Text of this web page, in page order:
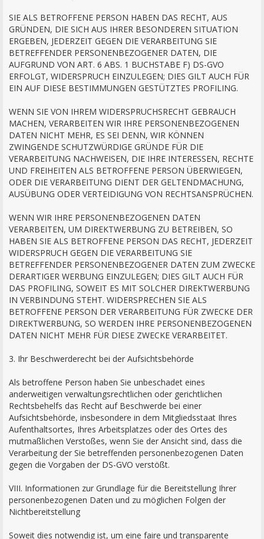
SIE ALS BETROFFENE PERSON HABEN DAS RECHT, AUS
GRÜNDEN, DIE SICH AUS IHRER BESONDEREN SITUATION
ERGEBEN, JEDERZEIT GEGEN DIE VERARBEITUNG SIE
BETREFFENDER PERSONENBEZOGENER DATEN, DIE
AUFGRUND VON ART. 6 ABS. 1 BUCHSTABE F) DS-GVO
ERFOLGT, WIDERSPRUCH EINZULEGEN; DIES GILT AUCH FÜR
EIN AUF DIESE BESTIMMUNGEN GESTÜTZTES PROFILING.
WENN SIE VON IHREM WIDERSPRUCHSRECHT GEBRAUCH
MACHEN, VERARBEITEN WIR IHRE PERSONENBEZOGENEN
DATEN NICHT MEHR, ES SEI DENN, WIR KÖNNEN
ZWINGENDE SCHUTZWÜRDIGE GRÜNDE FÜR DIE
VERARBEITUNG NACHWEISEN, DIE IHRE INTERESSEN, RECHTE
UND FREIHEITEN ALS BETROFFENE PERSON ÜBERWIEGEN,
ODER DIE VERARBEITUNG DIENT DER GELTENDMACHUNG,
AUSÜBUNG ODER VERTEIDIGUNG VON RECHTSANSPRÜCHEN.
WENN WIR IHRE PERSONENBEZOGENEN DATEN
VERARBEITEN, UM DIREKTWERBUNG ZU BETREIBEN, SO
HABEN SIE ALS BETROFFENE PERSON DAS RECHT, JEDERZEIT
WIDERSPRUCH GEGEN DIE VERARBEITUNG SIE
BETREFFENDER PERSONENBEZOGENER DATEN ZUM ZWECKE
DERARTIGER WERBUNG EINZULEGEN; DIES GILT AUCH FÜR
DAS PROFILING, SOWEIT ES MIT SOLCHER DIREKTWERBUNG
IN VERBINDUNG STEHT. WIDERSPRECHEN SIE ALS
BETROFFENE PERSON DER VERARBEITUNG FÜR ZWECKE DER
DIREKTWERBUNG, SO WERDEN IHRE PERSONENBEZOGENEN
DATEN NICHT MEHR FÜR DIESE ZWECKE VERARBEITET.
3. Ihr Beschwerderecht bei der Aufsichtsbehörde
Als betroffene Person haben Sie unbeschadet eines
anderweitigen verwaltungsrechtlichen oder gerichtlichen
Rechtsbehelfs das Recht auf Beschwerde bei einer
Aufsichtsbehörde, insbesondere in dem Mitgliedsstaat Ihres
Aufenthaltsortes, Ihres Arbeitsplatzes oder des Ortes des
mutmaßlichen Verstoßes, wenn Sie der Ansicht sind, dass die
Verarbeitung der Sie betreffenden personenbezogenen Daten
gegen die Vorgaben der DS-GVO verstößt.
VIII. Informationen zur Grundlage für die Bereitstellung Ihrer
personenbezogenen Daten und zu möglichen Folgen der
Nichtbereitstellung
Soweit dies notwendig ist, um eine faire und transparente